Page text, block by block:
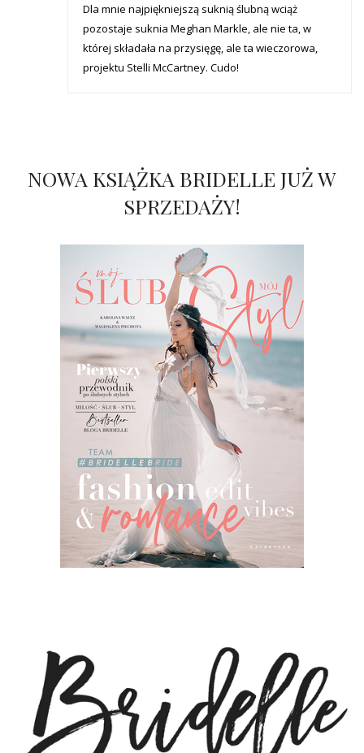
Dla mnie najpiękniejszą suknią ślubną wciąż
pozostaje suknia Meghan Markle, ale nie ta, w
której składała na przysięgę, ale ta wieczorowa,
projektu Stelli McCartney. Cudo!
NOWA KSIĄŻKA BRIDELLE JUŻ W
SPRZEDAŻY!